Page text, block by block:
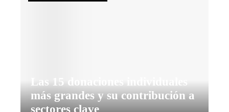
Las 15 donaciones individuales
más grandes y su contribución a
sectores clave